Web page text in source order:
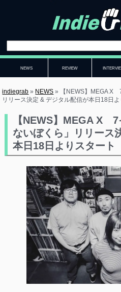
NEWS REVIEW
indiegrab » NEWS »
【NEWS】MEGA X
リリース決定 & デジタル配信が本日18日よ
【NEWS】MEGA X 7
ないぼくら」リリース
本日18日よりスタート